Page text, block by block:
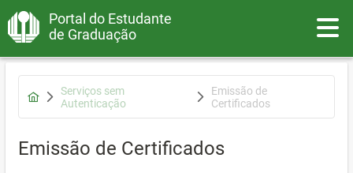
Portal do Estudante
de Graduação
Serviços sem
Autenticação
Emissão de
Certificados
Emissão de Certificados